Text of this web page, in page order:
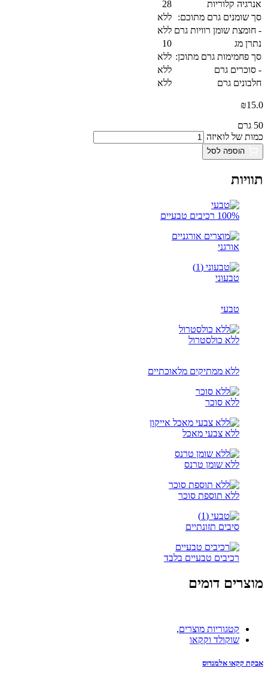
אנרגיה קלוריות
28
סך שומנים גרם מתוכם:
ללא
- חומצת שומן רוויות גרם ללא
נתרן מג
10
סך פחמימות גרם מתוכן: ללא
- סוכרים גרם
ללא
חלבונים גרם
ללא
₪15.0
50 גרם
כמות של לואיזה
הוספה לסל
תוויות
100% רכיבים טבעיים
אורגני
טבעוני
טבעי
ללא כולסטרול
ללא ממתיקים מלאוכתיים
ללא סוכר
ללא צבעי מאכל
ללא שומן טרנס
ללא תוספת סוכר
סיבים תזונתיים
רכיבים טבעיים בלבד
מוצרים דומים
קטגוריות מוצרים,
שוקולד וקקאו
אבקת קקאו אלמנדוס